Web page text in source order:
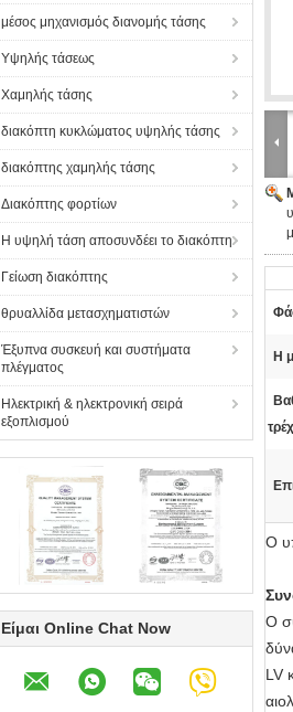
μέσος μηχανισμός διανομής τάσης
Υψηλής τάσεως
Χαμηλής τάσης
διακόπτη κυκλώματος υψηλής τάσης
διακόπτης χαμηλής τάσης
Διακόπτης φορτίων
Η υψηλή τάση αποσυνδέει το διακόπτη
Γείωση διακόπτης
θρυαλλίδα μετασχηματιστών
Έξυπνα συσκευή και συστήματα
πλέγματος
Ηλεκτρική & ηλεκτρονική σειρά
εξοπλισμού
Είμαι Online Chat Now
Η
Ο
Ο
LV